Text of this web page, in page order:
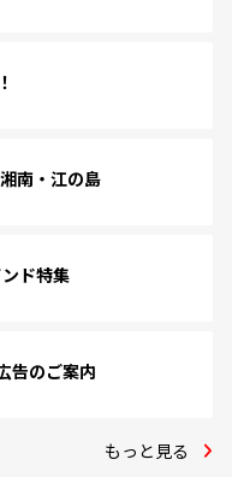
南・江の島
ド特集
告のご案内
もっと見る